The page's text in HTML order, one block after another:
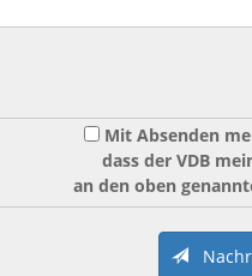
Mit Absenden
dass der VDB
an den oben